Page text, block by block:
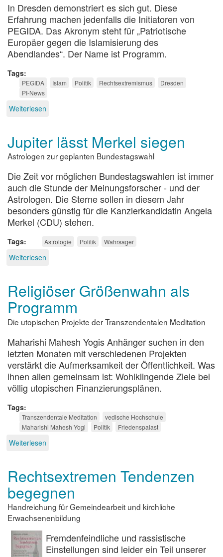
In Dresden demonstriert es sich gut. Diese
Erfahrung machen jedenfalls die Initiatoren von
PEGIDA. Das Akronym steht für „Patriotische
Europäer gegen die Islamisierung des
Abendlandes“. Der Name ist Programm.
Tags
PEGIDA Islam Politik Rechtsextremismus
Dresden
PI-News
Weiterlesen
Unzufriedenen
Jupiter lässt Merkel siegen
Astrologen zur geplanten Bundestagswahl
Die Zeit vor möglichen Bundestagswahlen ist immer
auch die Stunde der Meinungsforscher - und der
Astrologen. Die Sterne sollen in diesem Jahr
besonders günstig für die Kanzlerkandidatin Angela
Merkel (CDU) stehen.
Tags Astrologie Politik Wahrsager
Weiterlesen
Merkel
siegen
Religiöser Größenwahn als
Programm
Die utopischen Projekte der Transzendentalen Meditation
Maharishi Mahesh Yogis Anhänger suchen in den
letzten Monaten mit verschiedenen Projekten
verstärkt die Aufmerksamkeit der Öffentlichkeit. Was
ihnen allen gemeinsam ist: Wohlklingende Ziele bei
völlig utopischen Finanzierungsplänen.
Tags
Transzendentale Meditation
vedische Hochschule
Maharishi Mahesh Yogi
Politik Friedenspalast
Weiterlesen
Programm
Rechtsextremen Tendenzen
begegnen
Handreichung für Gemeindearbeit und kirchliche
Erwachsenenbildung
Fremdenfeindliche und rassistische
Einstellungen sind leider ein Teil unserer